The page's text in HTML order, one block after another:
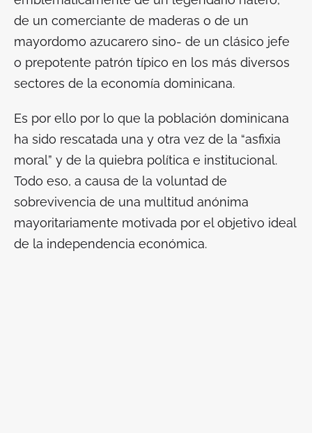
de un comerciante de maderas o de un
mayordomo azucarero sino- de un clásico jefe
o prepotente patrón típico en los más diversos
sectores de la economía dominicana.
Es por ello por lo que la población dominicana
ha sido rescatada una y otra vez de la “asfixia
moral” y de la quiebra política e institucional.
Todo eso, a causa de la voluntad de
sobrevivencia de una multitud anónima
mayoritariamente motivada por el objetivo ideal
de la independencia económica.